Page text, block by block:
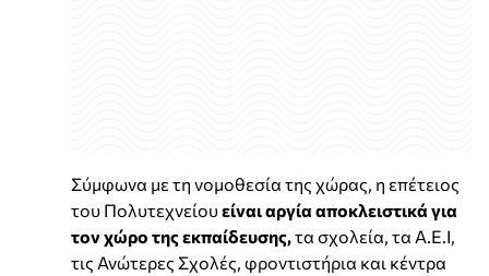
Σύμφωνα με τη νομοθεσία της χώρας, η επέτειος
του Πολυτεχνείουείναι αργία αποκλειστικά για
τον χώρο της εκπαίδευσης, τα σχολεία, τα Α.Ε.Ι,
τις Ανώτερες Σχολές, φροντιστήρια και κέντρα